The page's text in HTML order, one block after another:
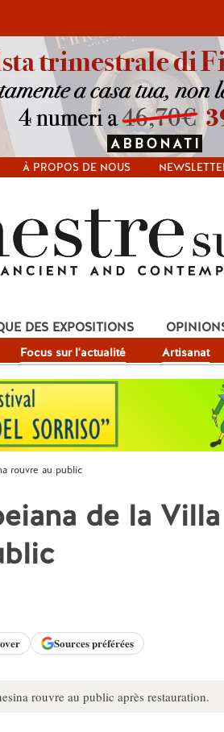
À PROPOS DE NOUS
Focus sur l'actualité Artisanat
DES EXPOSITIONS
rouvre au public
de la Villa
Sources préférées
rouvre au public après restauration.